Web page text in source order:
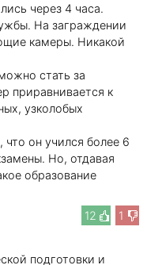
через 4 часа.
На заграждении
камеры. Никакой
стать за
приравнивается к
узколобых
что он учился более 6
Но, отдавая
образование
12
1
подготовки и